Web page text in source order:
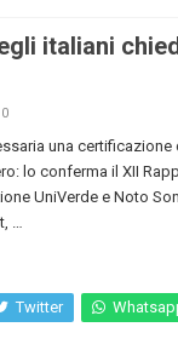
italiani
0
una
lo conferma il XII
UniVerde e Noto
…
Twitter